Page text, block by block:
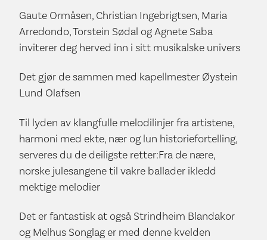
Gaute Ormåsen, Christian Ingebrigtsen, Maria
Arredondo, Torstein Sødal og Agnete Saba
inviterer deg herved inn i sitt musikalske univers
Det gjør de sammen med kapellmester Øystein
Lund Olafsen
Til lyden av klangfulle melodilinjer fra artistene,
harmoni med ekte, nær og lun historiefortelling,
serveres du de deiligste retter:Fra de nære,
norske julesangene til vakre ballader ikledd
mektige melodier
Det er fantastisk at også Strindheim Blandakor
og Melhus Songlag er med denne kvelden